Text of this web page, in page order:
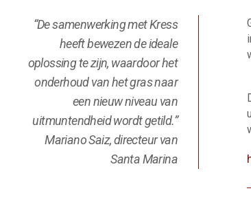
“De samenwerking met Kress
heeft bewezen de ideale
oplossing te zijn, waardoor het
onderhoud van het gras naar
een nieuw niveau van
uitmuntendheid wordt getild.”
Mariano Saiz, directeur van
Santa Marina